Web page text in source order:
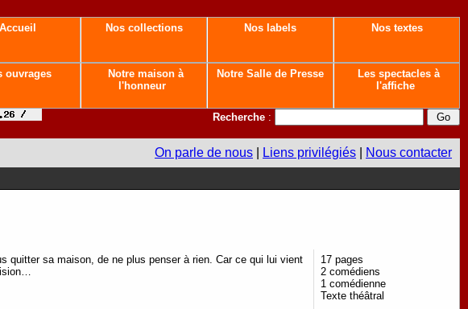
Accueil Nos collections Nos labels Nos textes
ouvrages
Notre maison à
l'honneur
Notre Salle de Presse
Les spectacles à
l'affiche
Recherche :
On parle de nous Liens privilégiés Nous contacter
quitter sa maison, de ne plus penser à rien. Car ce qui lui vient
17 pages
2 comédiens
1 comédienne
Texte théâtral